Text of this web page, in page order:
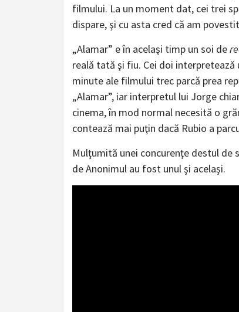
filmului. La un moment dat, cei trei
dispare, şi cu asta cred că am
„Alamar” e în acelaşi timp un soi de
reală tată şi fiu. Cei doi
minute ale filmului trec parcă prea
„Alamar”, iar interpretul lui Jorge
cinema, în mod normal necesită o
contează mai puţin dacă Rubio a
Mulţumită unei concurenţe destul de
de Anonimul au fost unul şi acelaşi.